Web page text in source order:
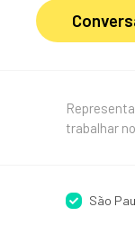
trabalhar
São